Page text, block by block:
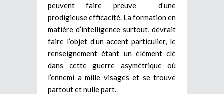
peuvent faire preuve d’une
prodigieuse efficacité. La formation en
matière d’intelligence surtout, devrait
faire l’objet d’un accent particulier, le
renseignement étant un élément clé
dans cette guerre asymétrique où
l’ennemi a mille visages et se trouve
partout et nulle part.